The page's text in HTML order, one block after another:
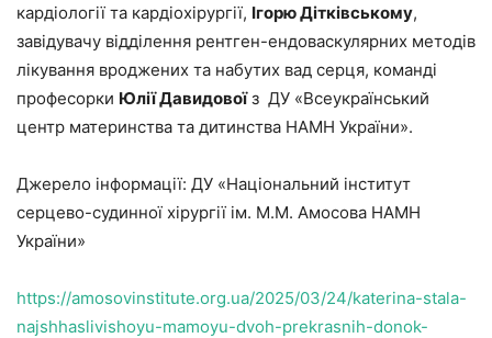
кардіології та кардіохірургії, Ігорю Дітківському,
завідувачу відділення рентген-ендоваскулярних методів
лікування вроджених та набутих вад серця, команді
професорки Юлії Давидовоїз ДУ «Всеукраїнський
центр материнства та дитинства НАМН України».
Джерело інформації: ДУ «Національний інститут
серцево-судинної хірургії ім. М.М. Амосова НАМН
України»
https://amosovinstitute.org.ua/2025/03/24/katerina-stala-
najshhaslivishoyu-mamoyu-dvoh-prekrasnih-donok-